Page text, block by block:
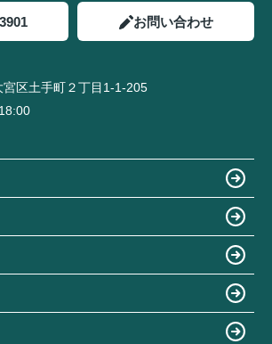
お問い合わせ
区土手町２丁目1-1-205